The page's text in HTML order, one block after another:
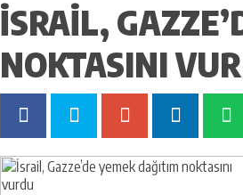
İSRAIL,
NOKTASINI